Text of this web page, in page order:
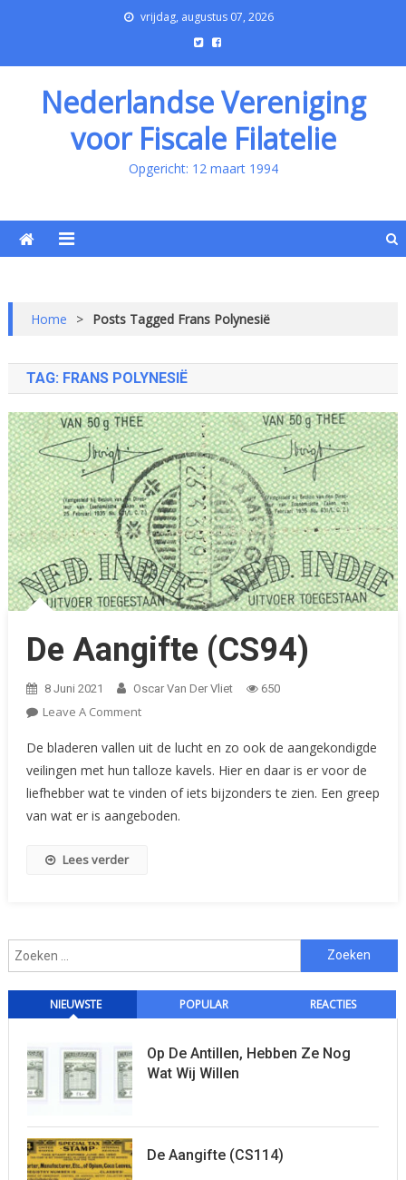
vrijdag, augustus 07, 2026
Nederlandse Vereniging
voor Fiscale Filatelie
Opgericht: 12 maart 1994
Home > Posts Tagged Frans Polynesië
TAG: FRANS POLYNESIË
De Aangifte (CS94)
8 Juni 2021 Oscar Van Der Vliet 650
Leave A CommentOn
Aangifte
(CS94)
De bladeren vallen uit de lucht en zo ook de aangekondigde
veilingen met hun talloze kavels. Hier en daar is er voor de
liefhebber wat te vinden of iets bijzonders te zien. Een greep
van wat er is aangeboden.
Lees verder
Zoeken
naar:
NIEUWSTE POPULAR REACTIES
Op De Antillen, Hebben Ze Nog
Wat Wij Willen
De Aangifte (CS114)